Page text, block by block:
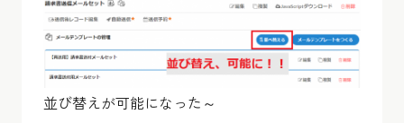
並び替えが可能になった～